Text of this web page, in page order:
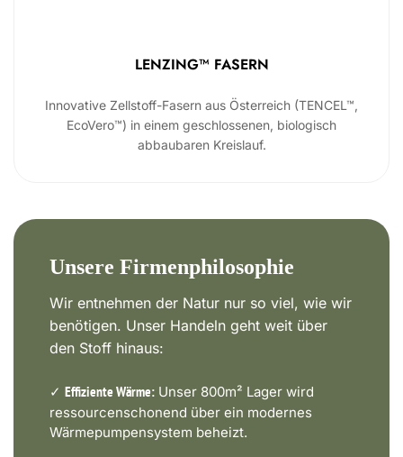
LENZING™ FASERN
Innovative Zellstoff-Fasern aus Österreich (TENCEL™,
EcoVero™) in einem geschlossenen, biologisch
abbaubaren Kreislauf.
Unsere Firmenphilosophie
Wir entnehmen der Natur nur so viel, wie wir
benötigen. Unser Handeln geht weit über
den Stoff hinaus:
✓ Effiziente Wärme: Unser 800m² Lager wird
ressourcenschonend über ein modernes
Wärmepumpensystem beheizt.